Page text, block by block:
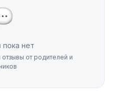
нет
от родителей и